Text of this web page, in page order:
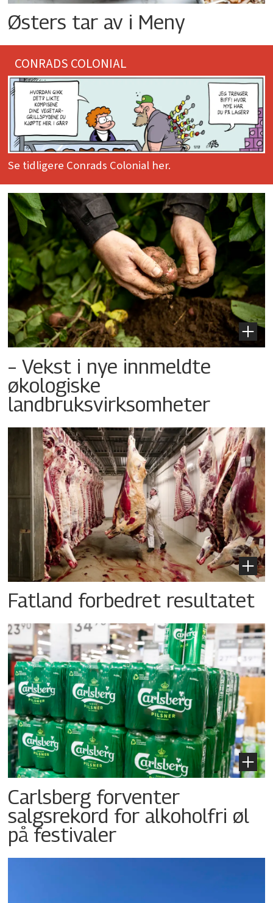
Østers tar av i Meny
CONRADS COLONIAL
Se tidligere Conrads Colonial her.
– Vekst i nye innmeldte
økologiske
landbruksvirksomheter
Fatland forbedret resultatet
Carlsberg forventer
salgsrekord for alkoholfri øl
på festivaler